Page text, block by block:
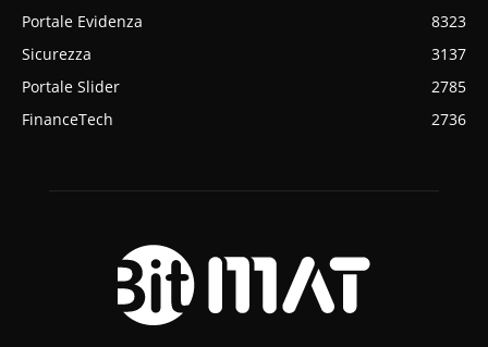
Portale Evidenza
8323
Sicurezza
3137
Portale Slider
2785
FinanceTech
2736